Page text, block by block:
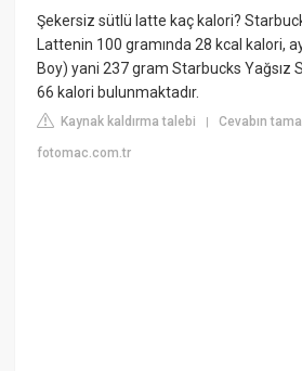
Şekersiz sütlü latte kaç kalori?
Lattenin 100 gramında 28 kcal kalori,
Boy) yani 237 gram Starbucks Yağsız
66 kalori bulunmaktadır.
Kaynak kaldırma talebi |Cevabın
fotomac.com.tr